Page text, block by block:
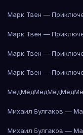
Марк Твен —
Марк Твен —
Марк Твен —
Марк Твен —
МёдМёдМёдМёдМёд
Михаил Булгаков —
Михаил Булгаков —